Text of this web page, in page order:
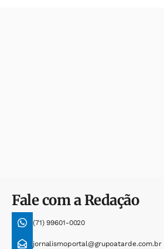
Fale com a Redação
(71) 99601-0020
jornalismoportal@grupoatarde.com.br